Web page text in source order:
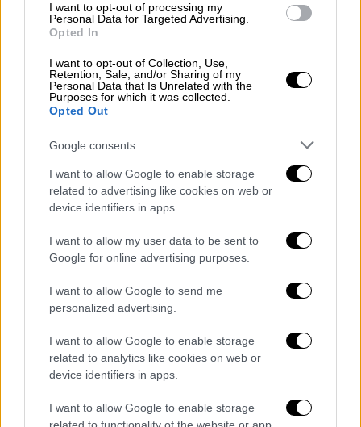
I want to opt-out of processing my
Personal Data for Targeted Advertising.
Opted In
I want to opt-out of Collection, Use,
Retention, Sale, and/or Sharing of my
Personal Data that Is Unrelated with the
Purposes for which it was collected.
Opted Out
Google consents
I want to allow Google to enable storage
related to advertising like cookies on web or
device identifiers in apps.
I want to allow my user data to be sent to
Google for online advertising purposes.
I want to allow Google to send me
personalized advertising.
I want to allow Google to enable storage
related to analytics like cookies on web or
device identifiers in apps.
I want to allow Google to enable storage
Αναλυτικά η ανακοίνωση:
«Η ΠΑΕ Παναθηναϊκός ανακοινώνει την
έναρξη συνεργασίας με τον Ισπανό
προπονητή Daniel Poyatos! Το συμβόλαιο
που υπέγραψε ο 42χρονος προπονητής έχει
διετή διάρκεια. Στο επιτελείο του θα
βρίσκονται ο βοηθός προπονητή Marcel
κατάστασης Miguel Gomila Andreu και ο
προπονητής τερματοφυλάκων Josep Pascual
Trabal.
Ο Ντάνι Πογιάτος γεννήθηκε στη Βαρκελώνη
προπονητικά βήματα στις ακαδημίες της